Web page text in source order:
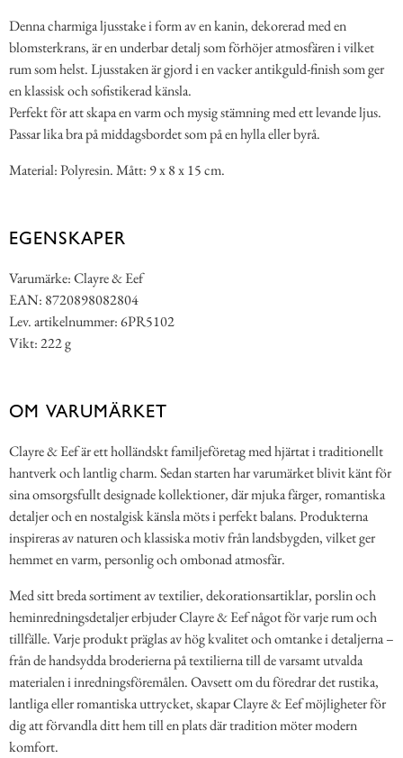
Denna charmiga ljusstake i form av en kanin, dekorerad med en
blomsterkrans, är en underbar detalj som förhöjer atmosfären i vilket
rum som helst. Ljusstaken är gjord i en vacker antikguld-finish som ger
en klassisk och sofistikerad känsla.
Perfekt för att skapa en varm och mysig stämning med ett levande ljus.
Passar lika bra på middagsbordet som på en hylla eller byrå.
Material: Polyresin. Mått: 9 x 8 x 15 cm.
EGENSKAPER
Varumärke: Clayre & Eef
EAN: 8720898082804
Lev. artikelnummer: 6PR5102
Vikt: 222 g
OM VARUMÄRKET
Clayre & Eef är ett holländskt familjeföretag med hjärtat i traditionellt
hantverk och lantlig charm. Sedan starten har varumärket blivit känt för
sina omsorgsfullt designade kollektioner, där mjuka färger, romantiska
detaljer och en nostalgisk känsla möts i perfekt balans. Produkterna
inspireras av naturen och klassiska motiv från landsbygden, vilket ger
hemmet en varm, personlig och ombonad atmosfär.
Med sitt breda sortiment av textilier, dekorationsartiklar, porslin och
heminredningsdetaljer erbjuder Clayre & Eef något för varje rum och
tillfälle. Varje produkt präglas av hög kvalitet och omtanke i detaljerna –
från de handsydda broderierna på textilierna till de varsamt utvalda
materialen i inredningsföremålen. Oavsett om du föredrar det rustika,
lantliga eller romantiska uttrycket, skapar Clayre & Eef möjligheter för
dig att förvandla ditt hem till en plats där tradition möter modern
komfort.